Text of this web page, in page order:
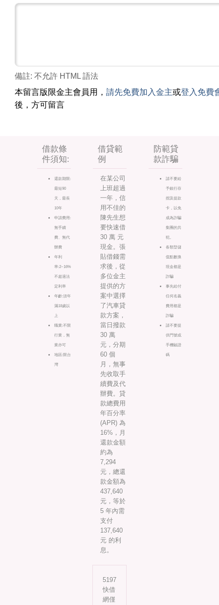
備註: 不允許 HTML 語法
本留言版限金主會員用， 請先免費加入金主或登入免費
後，方可留言
借款條
件須知:
還款期限:
最短90
天，最長
10年
申請費用:
無手續
費、無代
辦費
年利
率:2~16%
不超過法
定利率
年齡:須年
滿18歲以
上
職業:不限
行業，無
業亦可
地區:限台
灣
借貸範
例
在某公司
上班超過
一年，信
用不佳的
陳先生想
要快速借
30 萬 元
現金。張
貼借錢需
求後，從
多位金主
提供的方
案中選擇
了汽車貸
款方案，
當日撥款
30 萬
元，分期
60 個
月，無事
先收取手
續費及代
辦費。貸
款總費用
年百分率
(APR) 為
16%，月
還款金額
約為
7,294
元，總還
款金額為
437,640
元，等於
5 年內需
支付
137,640
元 的利
息。
防範貸
款詐騙
請不要給
予銀行存
摺及提款
卡，以免
成為詐騙
集團的共
犯。
各類型儲
值點數換
現金都是
詐騙
事先給付
任何名義
費用都是
詐騙
請不要提
供門號或
手機驗證
碼
5197
快借
網僅